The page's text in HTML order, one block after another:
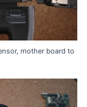
mother board to